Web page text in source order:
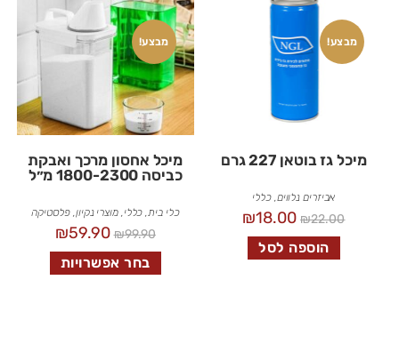
מבצע!
מיכל גז בוטאן 227 גרם
אביזרים נלווים ,כללי
₪22.00
₪18.00
הוספה לסל
מבצע!
מיכל אחסון מרכך ואבקת
כביסה 1800-2300 מ״ל
כלי בית כללי ,מוצרי נקיון, פלסטיקה
₪99.90
₪59.90
בחר אפשרויות